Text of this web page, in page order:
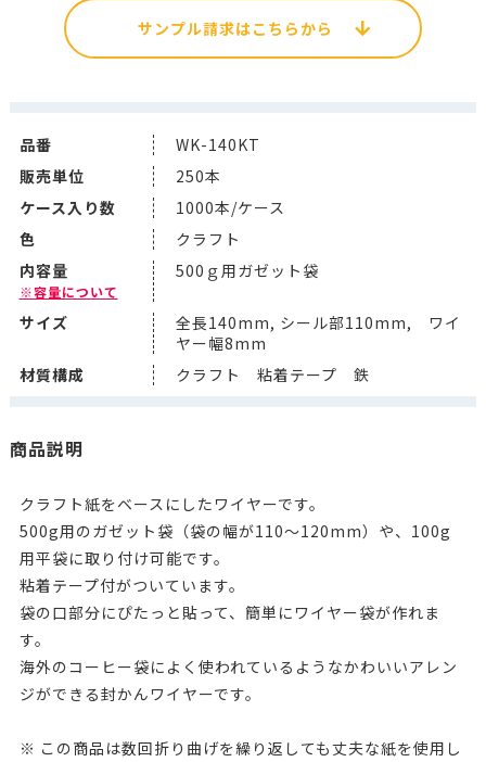
サンプル請求はこちらから
品番
WK-140KT
販売単位
250本
ケース入り数
1000本/ケース
色
クラフト
内容量
※容量について
500ｇ用ガゼット袋
サイズ
全長140mm, シール部110mm, ワイ
ヤー幅8mm
材質構成
クラフト 粘着テープ 鉄
商品説明
クラフト紙をベースにしたワイヤーです。
500g用のガゼット袋（袋の幅が110～120mm）や、100g
用平袋に取り付け可能です。
粘着テープ付がついています。
袋の口部分にぴたっと貼って、簡単にワイヤー袋が作れま
す。
海外のコーヒー袋によく使われているようなかわいいアレン
ジができる封かんワイヤーです。
※ この商品は数回折り曲げを繰り返しても丈夫な紙を使用し